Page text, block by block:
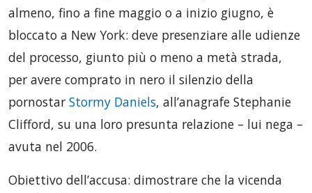
almeno, fino a fine maggio o a inizio giugno, è
bloccato a New York: deve presenziare alle udienze
del processo, giunto più o meno a metà strada,
per avere comprato in nero il silenzio della
pornostar Stormy Daniels, all’anagrafe Stephanie
Clifford, su una loro presunta relazione – lui nega –
avuta nel 2006.
Obiettivo dell’accusa: dimostrare che la vicenda